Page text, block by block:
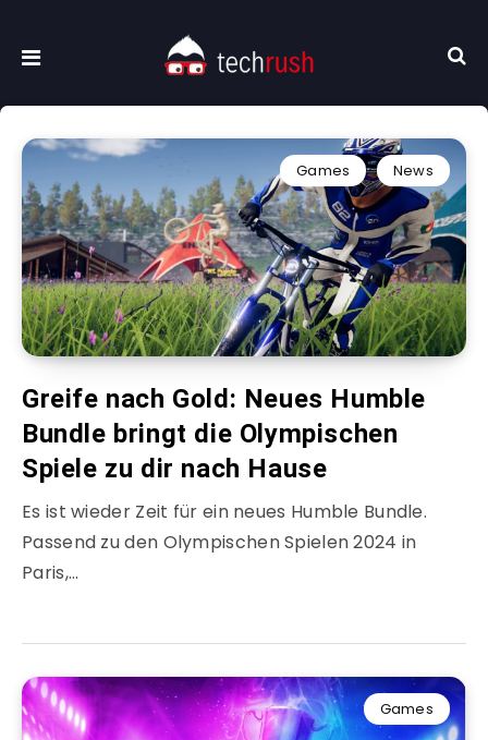
Games News
Greife nach Gold: Neues Humble
Bundle bringt die Olympischen
Spiele zu dir nach Hause
Es ist wieder Zeit für ein neues Humble Bundle.
Passend zu den Olympischen Spielen 2024 in
Paris,…
Games